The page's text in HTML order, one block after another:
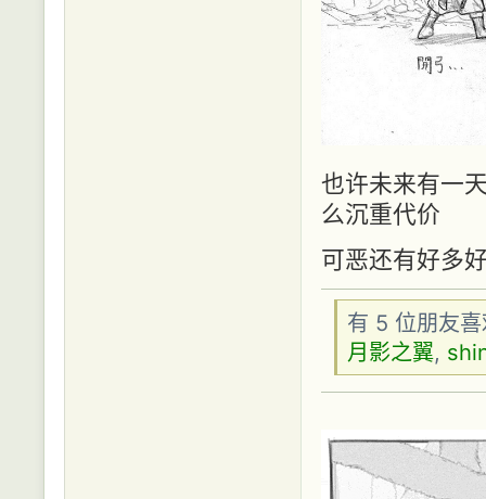
也许未来有一
么沉重代价
可恶还有好多
有 5 位朋友
月影之翼,